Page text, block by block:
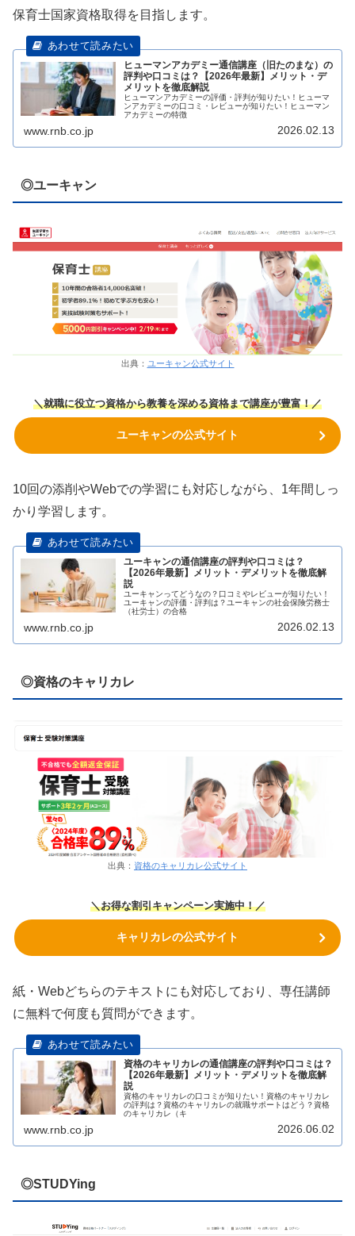
保育士国家資格取得を目指します。
ヒューマンアカデミー通信講座（旧たのまな）の
評判や口コミは？【2026年最新】メリット・デ
メリットを徹底解説
ヒューマンアカデミーの評価・評判が知りたい！ヒューマ
ンアカデミーの口コミ・レビューが知りたい！ヒューマン
アカデミーの特徴
www.rnb.co.jp 2026.02.13
◎ユーキャン
出典： ユーキャン公式サイト
＼就職に役立つ資格から教養を深める資格まで講座が豊富！／
ユーキャンの公式サイト
10回の添削やWebでの学習にも対応しながら、1年間しっ
かり学習します。
ユーキャンの通信講座の評判や口コミは？
【2026年最新】メリット・デメリットを徹底解
説
ユーキャンってどうなの？口コミやレビューが知りたい！
ユーキャンの評価・評判は？ユーキャンの社会保険労務士
（社労士）の合格
www.rnb.co.jp 2026.02.13
◎資格のキャリカレ
出典： 資格のキャリカレ公式サイト
＼お得な割引キャンペーン実施中！／
キャリカレの公式サイト
紙・Webどちらのテキストにも対応しており、専任講師
に無料で何度も質問ができます。
資格のキャリカレの通信講座の評判や口コミは？
【2026年最新】メリット・デメリットを徹底解
説
資格のキャリカレの口コミが知りたい！資格のキャリカレ
の評判は？資格のキャリカレの就職サポートはどう？資格
のキャリカレ（キ
www.rnb.co.jp 2026.06.02
◎STUDYing